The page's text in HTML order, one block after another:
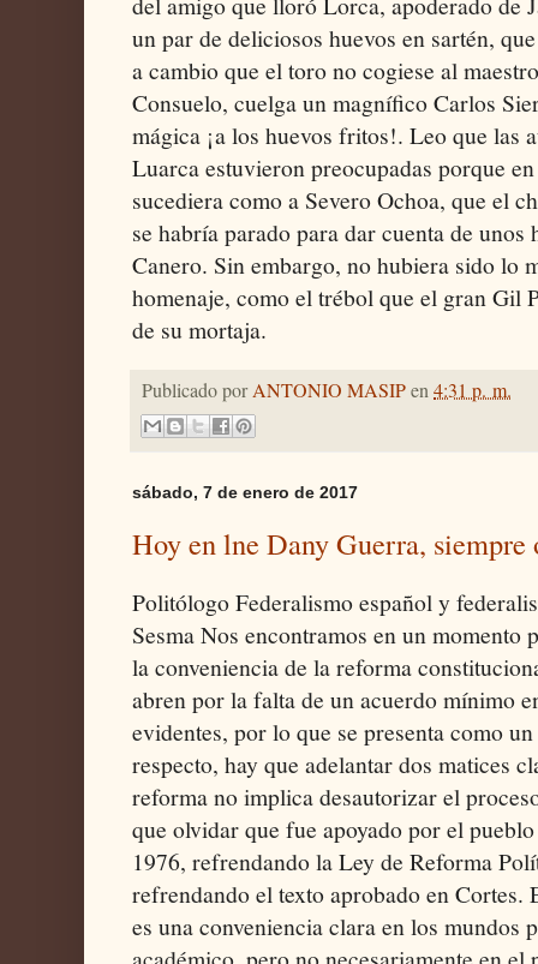
un par de deliciosos huevos en sartén,
a cambio que el toro no cogiese al
Consuelo, cuelga un magnífico Carlos
mágica ¡a los huevos fritos!. Leo que las
Luarca estuvieron preocupadas porque
sucediera como a Severo Ochoa, que el
se habría parado para dar cuenta de unos
Canero. Sin embargo, no hubiera sido lo
homenaje, como el trébol que el gran Gil
de su mortaja.
Publicado porANTONIO MASIPen4:31 p. m.
sábado, 7 de enero de 2017
Hoy en lne Dany Guerra,
Politólogo Federalismo español y
Sesma Nos encontramos en un momento
la conveniencia de la reforma
abren por la falta de un acuerdo mínimo
evidentes, por lo que se presenta como
respecto, hay que adelantar dos matices
reforma no implica desautorizar el
que olvidar que fue apoyado por el
1976, refrendando la Ley de Reforma
refrendando el texto aprobado en Cortes.
es una conveniencia clara en los